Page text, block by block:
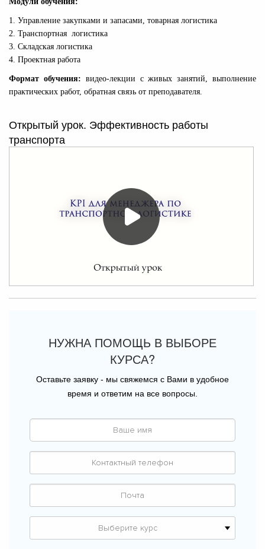
1. Управление закупками и запасами, товарная логистика
2. Транспортная логистика
3. Складская логистика
4. Проектная работа
Формат обучения: видео-лекции с живых занятий, выполнение
практических работ, обратная связь от преподавателя.
Открытый урок. Эффективность работы
транспорта
НУЖНА ПОМОЩЬ В ВЫБОРЕ
КУРСА?
Оставьте заявку - мы свяжемся с Вами в удобное
время и ответим на все вопросы.